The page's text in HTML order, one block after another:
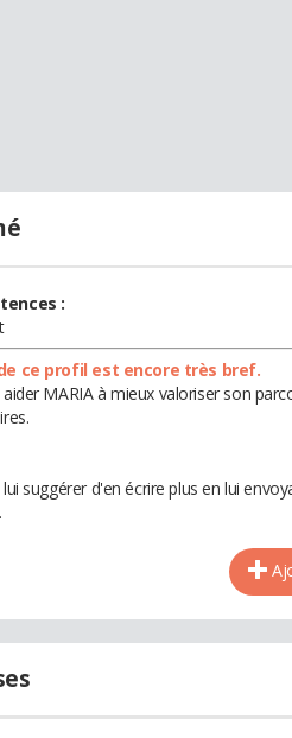
:
ce profil est encore très bref.
MARIA à mieux valoriser son
suggérer d'en écrire plus en lui